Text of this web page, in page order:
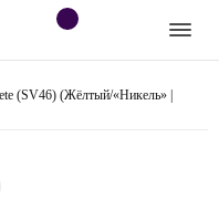
(SV46) (Жёлтый/«Никель» |